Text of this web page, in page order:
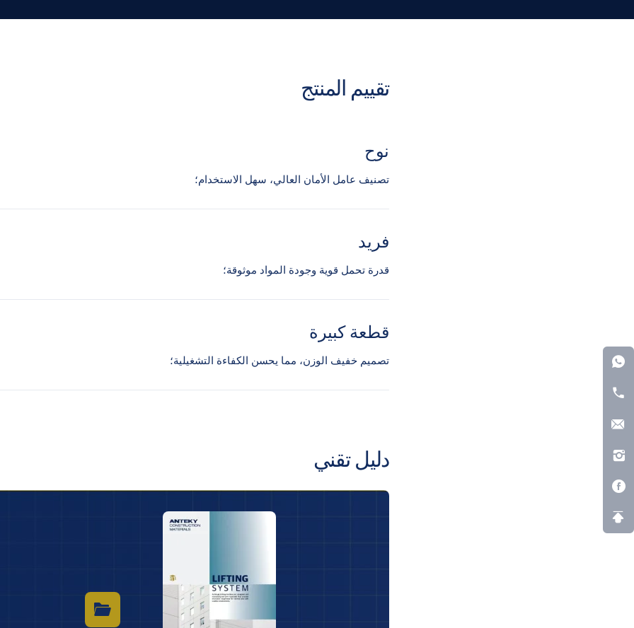
تقييم المنتج
نوح
تصنيف عامل الأمان العالي، سهل الاستخدام؛
فريد
قدرة تحمل قوية وجودة المواد موثوقة؛
قطعة كبيرة
تصميم خفيف الوزن، مما يحسن الكفاءة التشغيلية؛
دليل تقني